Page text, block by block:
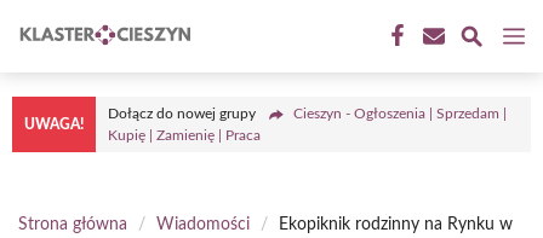
do
treści
UWAGA!
Dołącz do nowej grupy
Cieszyn - Ogłoszenia | Sprzedam |
Kupię | Zamienię | Praca
Strona główna / Wiadomości /
Ekopiknik rodzinny na Rynku w